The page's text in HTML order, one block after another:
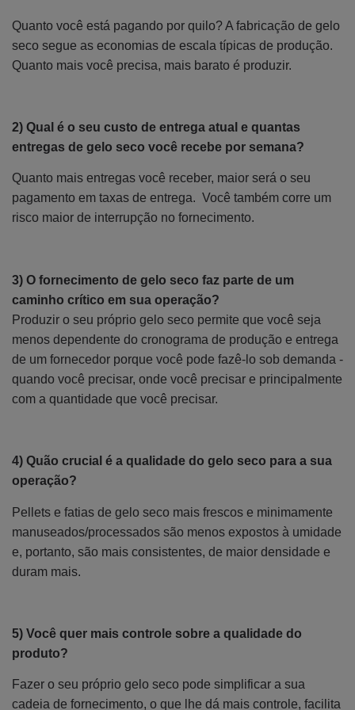
Quanto você está pagando por quilo? A fabricação de gelo
seco segue as economias de escala típicas de produção.
Quanto mais você precisa, mais barato é produzir.
2) Qual é o seu custo de entrega atual e quantas
entregas de gelo seco você recebe por semana?
Quanto mais entregas você receber, maior será o seu
pagamento em taxas de entrega. Você também corre um
risco maior de interrupção no fornecimento.
3) O fornecimento de gelo seco faz parte de um
caminho crítico em sua operação?
Produzir o seu próprio gelo seco permite que você seja
menos dependente do cronograma de produção e entrega
de um fornecedor porque você pode fazê-lo sob demanda -
quando você precisar, onde você precisar e principalmente
com a quantidade que você precisar.
4) Quão crucial é a qualidade do gelo seco para a sua
operação?
Pellets e fatias de gelo seco mais frescos e minimamente
manuseados/processados são menos expostos à umidade
e, portanto, são mais consistentes, de maior densidade e
duram mais.
5) Você quer mais controle sobre a qualidade do
produto?
Fazer o seu próprio gelo seco pode simplificar a sua
cadeia de fornecimento, o que lhe dá mais controle, facilita